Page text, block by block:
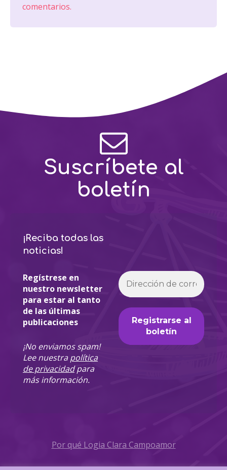
comentarios.
Suscríbete al
boletín
¡Reciba todas las
noticias!
Regístrese en
nuestro newsletter
para estar al tanto
de las últimas
publicaciones
¡No enviamos spam!
Lee nuestrapolítica
de privacidadpara
más información.
Por qué Logia Clara Campoamor